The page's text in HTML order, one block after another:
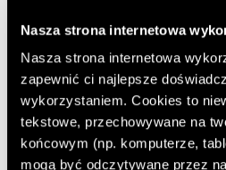
Nasza strona internetowa
Nasza strona internetowa
zapewnić ci najlepsze
wykorzystaniem. Cookies to
tekstowe, przechowywane na
końcowym (np. komputerze,
mogą być odczytywane przez
Joanna Sokołowska:
naturalnego światła, które
Gdzie szukasz inspiracji